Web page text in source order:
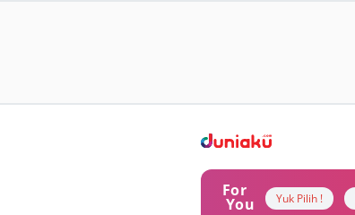
For
You Yuk Pilih !